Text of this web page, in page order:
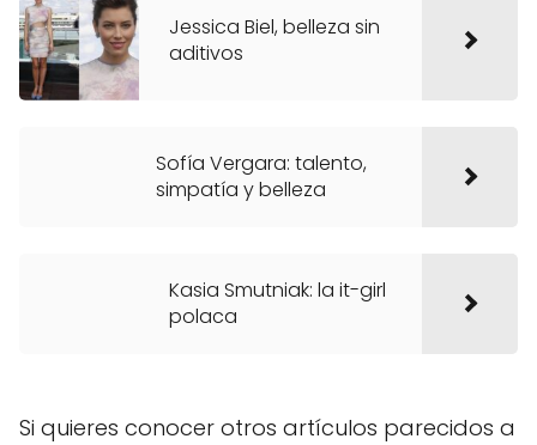
Jessica Biel, belleza sin
aditivos
Sofía Vergara: talento,
simpatía y belleza
Kasia Smutniak: la it-girl
polaca
Si quieres conocer otros artículos parecidos a